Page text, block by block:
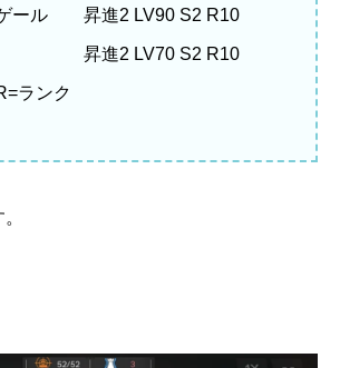
ゲール 昇進2 LV90 S2 R10
昇進2 LV70 S2 R10
ランク